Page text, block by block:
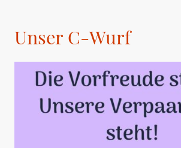
Unser C-Wurf